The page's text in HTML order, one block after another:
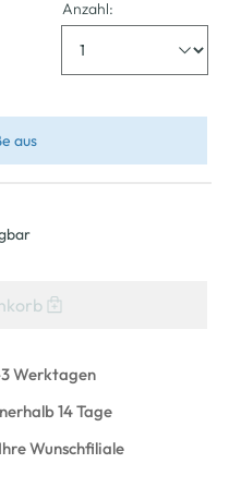
Anzahl:
aus
Werktagen
14 Tage
Wunschfiliale